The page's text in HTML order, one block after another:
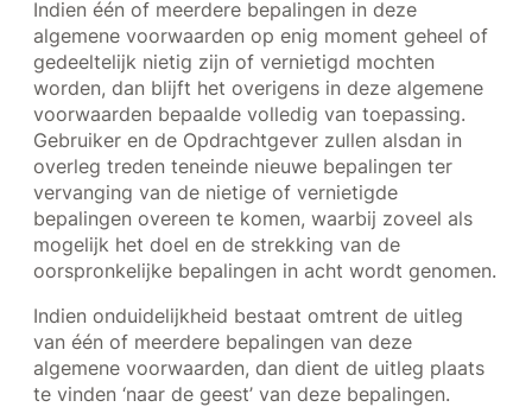
Indien één of meerdere bepalingen in deze
algemene voorwaarden op enig moment geheel of
gedeeltelijk nietig zijn of vernietigd mochten
worden, dan blijft het overigens in deze algemene
voorwaarden bepaalde volledig van toepassing.
Gebruiker en de Opdrachtgever zullen alsdan in
overleg treden teneinde nieuwe bepalingen ter
vervanging van de nietige of vernietigde
bepalingen overeen te komen, waarbij zoveel als
mogelijk het doel en de strekking van de
oorspronkelijke bepalingen in acht wordt genomen.
Indien onduidelijkheid bestaat omtrent de uitleg
van één of meerdere bepalingen van deze
algemene voorwaarden, dan dient de uitleg plaats
te vinden ‘naar de geest’ van deze bepalingen.